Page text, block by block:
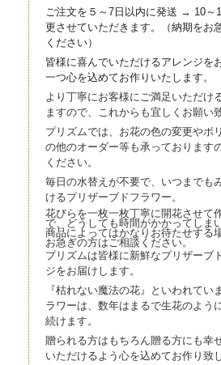
ご注文を５～7日以内に発送 → 10～
更させていただきます。（納期をお
ください）
皆様に喜んでいただけるアレンジを
一つ心を込めてお作りいたします。
より丁寧にお客様にご満足いただけ
ますので、これからも宜しくお願い
プリズムでは、お花の色の変更やボ
の他のオーダー等も承っております
ください。
毎日の水替えが不要で、いつまでも
けるプリザーブドフラワー。
花びらを一枚一枚丁寧に開花させて
で、どうしても時間がかかってしま
商品によってはかなりお待たせする
お急ぎの方はご相談ください。
プリズムは皆様に新鮮なプリザーブ
ジをお届けします。
『枯れない魔法の花』といわれてい
ラワーは、数年はまるで生花のよう
続けます。
贈られる方はもちろん贈る方にも幸
いただけるよう心を込めてお作り致